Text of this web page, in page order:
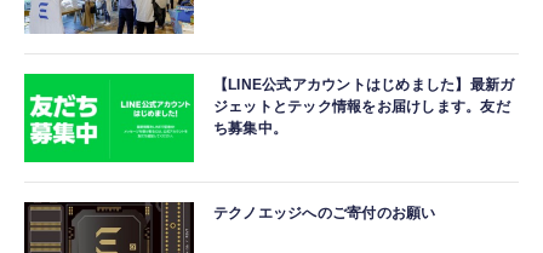
【LINE公式アカウントはじめました】最新ガ
ジェットとテック情報をお届けします。友だ
ち募集中。
テクノエッジへのご寄付のお願い